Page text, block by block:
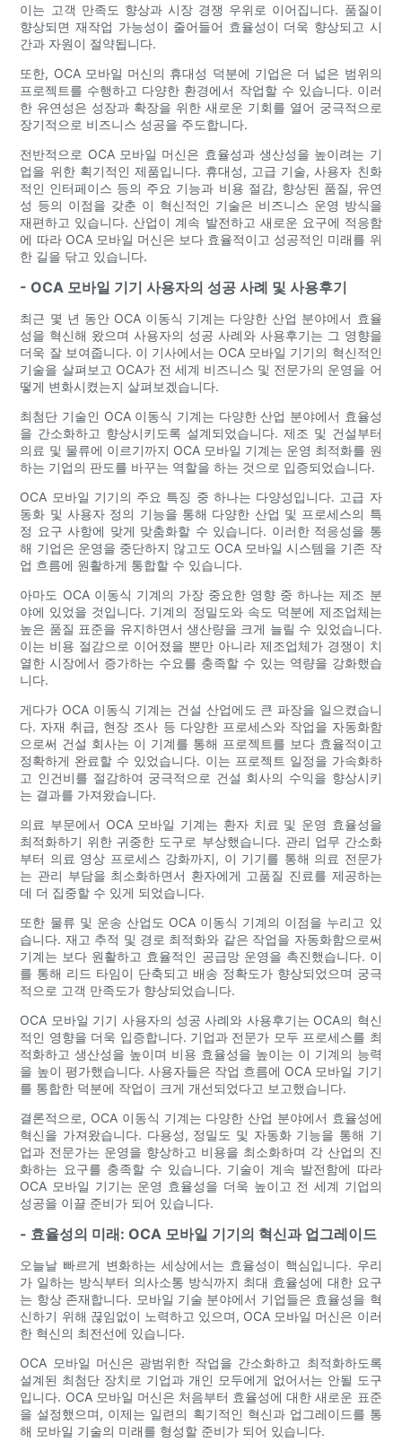
이는 고객 만족도 향상과 시장 경쟁 우위로 이어집니다. 품질이
향상되면 재작업 가능성이 줄어들어 효율성이 더욱 향상되고 시
간과 자원이 절약됩니다.
또한, OCA 모바일 머신의 휴대성 덕분에 기업은 더 넓은 범위의
프로젝트를 수행하고 다양한 환경에서 작업할 수 있습니다. 이러
한 유연성은 성장과 확장을 위한 새로운 기회를 열어 궁극적으로
장기적으로 비즈니스 성공을 주도합니다.
전반적으로 OCA 모바일 머신은 효율성과 생산성을 높이려는 기
업을 위한 획기적인 제품입니다. 휴대성, 고급 기술, 사용자 친화
적인 인터페이스 등의 주요 기능과 비용 절감, 향상된 품질, 유연
성 등의 이점을 갖춘 이 혁신적인 기술은 비즈니스 운영 방식을
재편하고 있습니다. 산업이 계속 발전하고 새로운 요구에 적응함
에 따라 OCA 모바일 머신은 보다 효율적이고 성공적인 미래를 위
한 길을 닦고 있습니다.
- OCA 모바일 기기 사용자의 성공 사례 및 사용후기
최근 몇 년 동안 OCA 이동식 기계는 다양한 산업 분야에서 효율
성을 혁신해 왔으며 사용자의 성공 사례와 사용후기는 그 영향을
더욱 잘 보여줍니다. 이 기사에서는 OCA 모바일 기기의 혁신적인
기술을 살펴보고 OCA가 전 세계 비즈니스 및 전문가의 운영을 어
떻게 변화시켰는지 살펴보겠습니다.
최첨단 기술인 OCA 이동식 기계는 다양한 산업 분야에서 효율성
을 간소화하고 향상시키도록 설계되었습니다. 제조 및 건설부터
의료 및 물류에 이르기까지 OCA 모바일 기계는 운영 최적화를 원
하는 기업의 판도를 바꾸는 역할을 하는 것으로 입증되었습니다.
OCA 모바일 기기의 주요 특징 중 하나는 다양성입니다. 고급 자
동화 및 사용자 정의 기능을 통해 다양한 산업 및 프로세스의 특
정 요구 사항에 맞게 맞춤화할 수 있습니다. 이러한 적응성을 통
해 기업은 운영을 중단하지 않고도 OCA 모바일 시스템을 기존 작
업 흐름에 원활하게 통합할 수 있습니다.
아마도 OCA 이동식 기계의 가장 중요한 영향 중 하나는 제조 분
야에 있었을 것입니다. 기계의 정밀도와 속도 덕분에 제조업체는
높은 품질 표준을 유지하면서 생산량을 크게 늘릴 수 있었습니다.
이는 비용 절감으로 이어졌을 뿐만 아니라 제조업체가 경쟁이 치
열한 시장에서 증가하는 수요를 충족할 수 있는 역량을 강화했습
니다.
게다가 OCA 이동식 기계는 건설 산업에도 큰 파장을 일으켰습니
다. 자재 취급, 현장 조사 등 다양한 프로세스와 작업을 자동화함
으로써 건설 회사는 이 기계를 통해 프로젝트를 보다 효율적이고
정확하게 완료할 수 있었습니다. 이는 프로젝트 일정을 가속화하
고 인건비를 절감하여 궁극적으로 건설 회사의 수익을 향상시키
는 결과를 가져왔습니다.
의료 부문에서 OCA 모바일 기계는 환자 치료 및 운영 효율성을
최적화하기 위한 귀중한 도구로 부상했습니다. 관리 업무 간소화
부터 의료 영상 프로세스 강화까지, 이 기기를 통해 의료 전문가
는 관리 부담을 최소화하면서 환자에게 고품질 진료를 제공하는
데 더 집중할 수 있게 되었습니다.
또한 물류 및 운송 산업도 OCA 이동식 기계의 이점을 누리고 있
습니다. 재고 추적 및 경로 최적화와 같은 작업을 자동화함으로써
기계는 보다 원활하고 효율적인 공급망 운영을 촉진했습니다. 이
를 통해 리드 타임이 단축되고 배송 정확도가 향상되었으며 궁극
적으로 고객 만족도가 향상되었습니다.
OCA 모바일 기기 사용자의 성공 사례와 사용후기는 OCA의 혁신
적인 영향을 더욱 입증합니다. 기업과 전문가 모두 프로세스를 최
적화하고 생산성을 높이며 비용 효율성을 높이는 이 기계의 능력
을 높이 평가했습니다. 사용자들은 작업 흐름에 OCA 모바일 기기
를 통합한 덕분에 작업이 크게 개선되었다고 보고했습니다.
결론적으로, OCA 이동식 기계는 다양한 산업 분야에서 효율성에
혁신을 가져왔습니다. 다용성, 정밀도 및 자동화 기능을 통해 기
업과 전문가는 운영을 향상하고 비용을 최소화하며 각 산업의 진
화하는 요구를 충족할 수 있습니다. 기술이 계속 발전함에 따라
OCA 모바일 기기는 운영 효율성을 더욱 높이고 전 세계 기업의
성공을 이끌 준비가 되어 있습니다.
- 효율성의 미래: OCA 모바일 기기의 혁신과 업그레이드
오늘날 빠르게 변화하는 세상에서는 효율성이 핵심입니다. 우리
가 일하는 방식부터 의사소통 방식까지 최대 효율성에 대한 요구
는 항상 존재합니다. 모바일 기술 분야에서 기업들은 효율성을 혁
신하기 위해 끊임없이 노력하고 있으며, OCA 모바일 머신은 이러
한 혁신의 최전선에 있습니다.
OCA 모바일 머신은 광범위한 작업을 간소화하고 최적화하도록
설계된 최첨단 장치로 기업과 개인 모두에게 없어서는 안될 도구
입니다. OCA 모바일 머신은 처음부터 효율성에 대한 새로운 표준
을 설정했으며, 이제는 일련의 획기적인 혁신과 업그레이드를 통
해 모바일 기술의 미래를 형성할 준비가 되어 있습니다.